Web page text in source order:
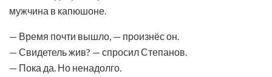
мужчина в капюшоне.
— Время почти вышло, — произнёс он.
— Свидетель жив? — спросил Степанов.
— Пока да. Но ненадолго.